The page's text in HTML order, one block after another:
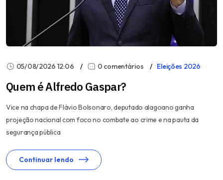
05/08/2026 12:06 0 comentários Eleições 2026
Quem é Alfredo Gaspar?
Vice na chapa de Flávio Bolsonaro, deputado alagoano ganha
projeção nacional com foco no combate ao crime e na pauta da
segurança pública
Continuar lendo